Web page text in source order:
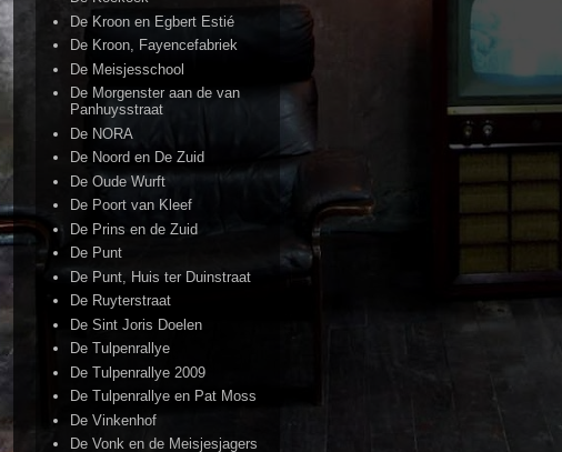
De Kroon en Egbert Estié
De Kroon, Fayencefabriek
De Meisjesschool
De Morgenster aan de van
Panhuysstraat
De NORA
De Noord en De Zuid
De Oude Wurft
De Poort van Kleef
De Prins en de Zuid
De Punt
De Punt, Huis ter Duinstraat
De Ruyterstraat
De Sint Joris Doelen
De Tulpenrallye
De Tulpenrallye 2009
De Tulpenrallye en Pat Moss
De Vinkenhof
De Vonk en de Meisjesjagers